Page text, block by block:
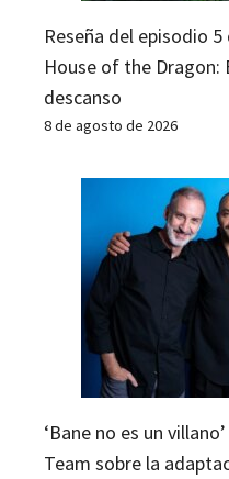
Reseña del episodio
House of the
descanso
8 de agosto de 2026
‘Bane no es un
Team sobre la